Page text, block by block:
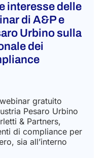
interesse delle
di A&P e
Urbino sulla
dei
gratuito
Pesaro Urbino
& Partners,
di compliance per
sia all’interno